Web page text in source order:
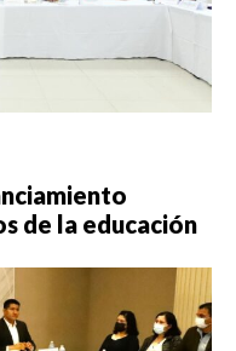
de la educación